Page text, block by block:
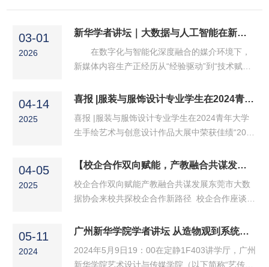
03-01
2026
新华学者讲坛｜大数据与人工智能在新媒体内容生产中的应用
在数字化与智能化深度融合的媒介环境下，
新媒体内容生产正经历从“经验驱动”到“技术赋
办新华学者讲坛，特邀广州大学新闻与传播学院
容生产中的应用》专题讲座。刘教授系统剖析了
大数据与AI对新媒体内容生产全链路的重构逻
价值的学术分享。 技术嵌入：新媒体内容生产的
底层逻辑重...
04-14
2025
喜报 |服装与服饰设计专业学生在2024青年大学生手绘艺术与创意设计作品大展中荣获佳绩
喜报 |服装与服饰设计专业学生在2024青年大学
生手绘艺术与创意设计作品大展中荣获佳绩“2024
广手绘在设计中的运用，提升手绘表现的艺术
绘技能及新技术表现形式在设计中的运用，为广
大在校大学生提供了交流、展示、学习的平台，
练，激发大学生对手绘艺术、人工智能生成技术
的浓厚兴趣，增强创...
04-05
2025
【校企合作双向赋能，产教融合共谋发展】东莞市大数据协会来校共探校企合作新路径
校企合作双向赋能产教融合共谋发展东莞市大数
据协会来校共探校企合作新路径 校企合作座谈会
业链有机衔接的号召，2025年4月2日下午，东莞
罗艳、协会外宣部主任刘国强、秘书处工作人员
05-11
2024
广州新华学院学者讲坛 从造物观到系统观 —— 广州美术学院艺术与科技专业建设探究与实践
2024年5月9日19：00在定静1F403讲学厅，广州
新华学院艺术设计与传媒学院（以下简称“艺传